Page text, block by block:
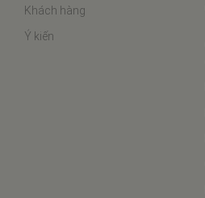
Khách hàng
Ý kiến